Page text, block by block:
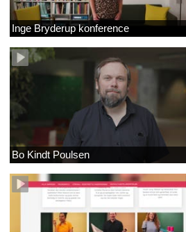
Inge Bryderup konference
Bo Kindt Poulsen